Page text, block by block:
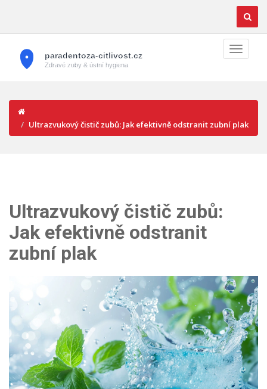
Ultrazvukový čistič zubů: Jak efektivně odstranit zubní plak
Ultrazvukový čistič zubů:
Jak efektivně odstranit
zubní plak